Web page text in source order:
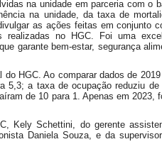
na unidade em parceria com o
na unidade, da taxa de
as ações feitas em conjunto
no HGC. Foi uma
garante bem-estar, segurança
HGC. Ao comparar dados de
5,3; a taxa de ocupação reduziu de
de 10 para 1. Apenas em 2023,
Kely Schettini, do gerente
Daniela Souza, e da